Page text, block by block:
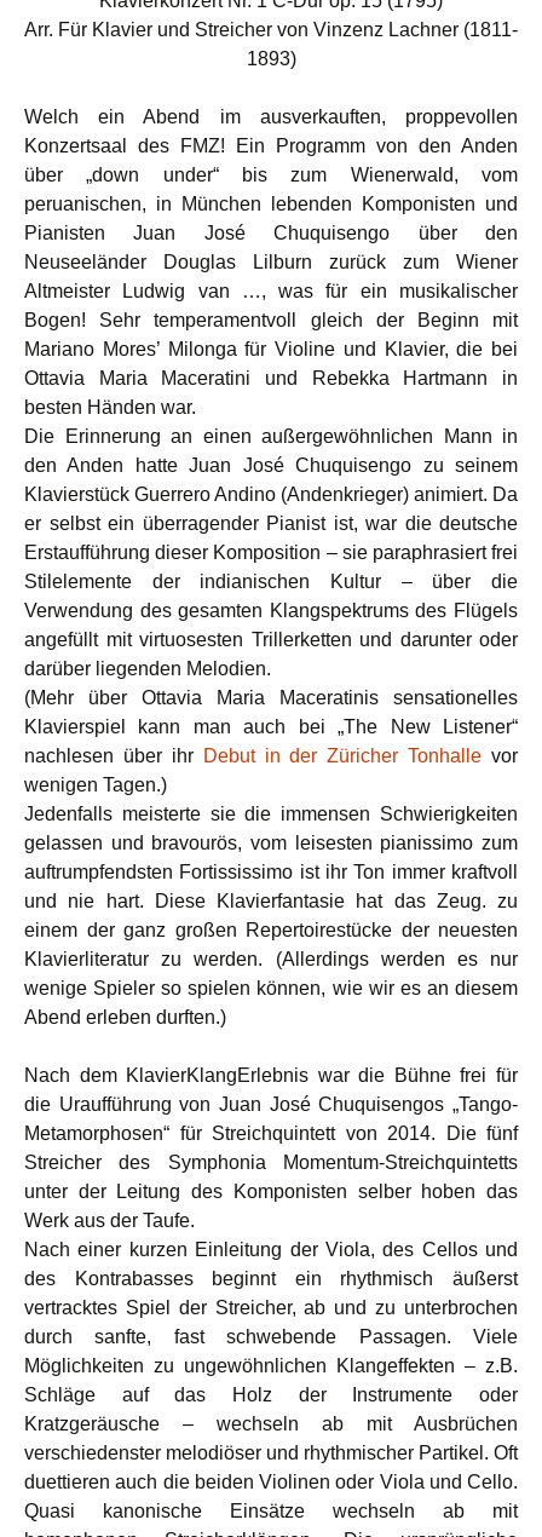
Arr. Für Klavier und Streicher von Vinzenz Lachner (1811-
1893)
Welch ein Abend im ausverkauften, proppevollen
Konzertsaal des FMZ! Ein Programm von den Anden
über „down under“ bis zum Wienerwald, vom
peruanischen, in München lebenden Komponisten und
Pianisten Juan José Chuquisengo über den
Neuseeländer Douglas Lilburn zurück zum Wiener
Altmeister Ludwig van …, was für ein musikalischer
Bogen! Sehr temperamentvoll gleich der Beginn mit
Mariano Mores’ Milonga für Violine und Klavier, die bei
Ottavia Maria Maceratini und Rebekka Hartmann in
besten Händen war.
Die Erinnerung an einen außergewöhnlichen Mann in
den Anden hatte Juan José Chuquisengo zu seinem
Klavierstück Guerrero Andino (Andenkrieger) animiert. Da
er selbst ein überragender Pianist ist, war die deutsche
Erstaufführung dieser Komposition – sie paraphrasiert frei
Stilelemente der indianischen Kultur – über die
Verwendung des gesamten Klangspektrums des Flügels
angefüllt mit virtuosesten Trillerketten und darunter oder
darüber liegenden Melodien.
(Mehr über Ottavia Maria Maceratinis sensationelles
Klavierspiel kann man auch bei „The New Listener“
nachlesen über ihr Debut in der Züricher Tonhalle vor
wenigen Tagen.)
Jedenfalls meisterte sie die immensen Schwierigkeiten
gelassen und bravourös, vom leisesten pianissimo zum
auftrumpfendsten Fortississimo ist ihr Ton immer kraftvoll
und nie hart. Diese Klavierfantasie hat das Zeug. zu
einem der ganz großen Repertoirestücke der neuesten
Klavierliteratur zu werden. (Allerdings werden es nur
wenige Spieler so spielen können, wie wir es an diesem
Abend erleben durften.)
Nach dem KlavierKlangErlebnis war die Bühne frei für
die Uraufführung von Juan José Chuquisengos „Tango-
Metamorphosen“ für Streichquintett von 2014. Die fünf
Streicher des Symphonia Momentum-Streichquintetts
unter der Leitung des Komponisten selber hoben das
Werk aus der Taufe.
Nach einer kurzen Einleitung der Viola, des Cellos und
des Kontrabasses beginnt ein rhythmisch äußerst
vertracktes Spiel der Streicher, ab und zu unterbrochen
durch sanfte, fast schwebende Passagen. Viele
Möglichkeiten zu ungewöhnlichen Klangeffekten – z.B.
Schläge auf das Holz der Instrumente oder
Kratzgeräusche – wechseln ab mit Ausbrüchen
verschiedenster melodiöser und rhythmischer Partikel. Oft
duettieren auch die beiden Violinen oder Viola und Cello.
Quasi kanonische Einsätze wechseln ab mit